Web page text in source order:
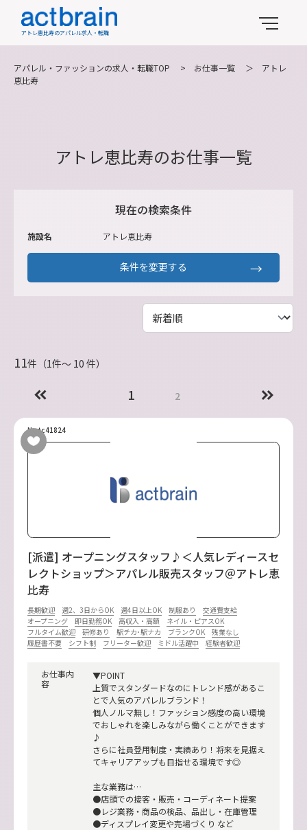
アトレ恵比寿のアパレル求人・転職
アパレル・ファッションの求人・転職TOP > お仕事一覧 ＞ アトレ
恵比寿
アトレ恵比寿のお仕事一覧
現在の検索条件
施設名 アトレ恵比寿
条件を変更する
11件（1件〜 10 件）
1 2
No.tc41824
[派遣] オープニングスタッフ♪＜人気レディースセ
レクトショップ＞アパレル販売スタッフ＠アトレ恵
比寿
長期歓迎 週2、3日からOK 週4日以上OK 制服あり
交通費支給
オープニング
即日勤務OK 高収入・高額
ネイル・ピアスOK
フルタイム歓迎
研修あり 駅チカ･駅ナカ ブランクOK
残業なし
履歴書不要
シフト制 フリーター歓迎 ミドル活躍中 経験者歓迎
お仕事内
容
▼POINT
上質でスタンダードなのにトレンド感があるこ
とで人気のアパレルブランド！
個人ノルマ無し！ファッション感度の高い環境
でおしゃれを楽しみながら働くことができます
♪
さらに社員登用制度・実績あり！将来を見据え
てキャリアアップも目指せる環境です◎
主な業務は…
●店頭での接客・販売・コーディネート提案
●レジ業務・商品の検品、品出し・在庫管理
●ディスプレイ変更や売場づくり など